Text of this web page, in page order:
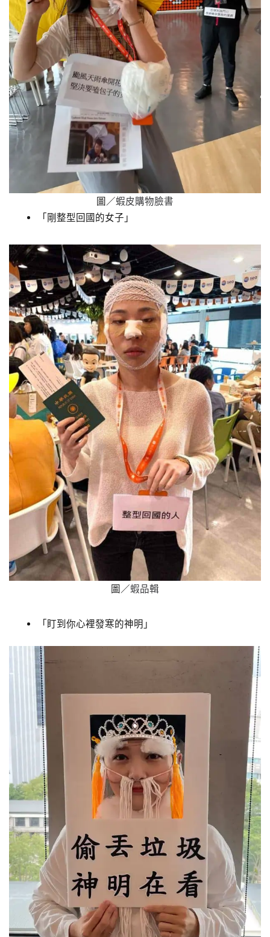
圖／蝦皮購物臉書
「剛整型回國的女子」
圖／蝦品輯
「盯到你心裡發寒的神明」